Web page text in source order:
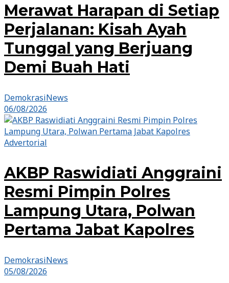
Merawat Harapan di Setiap
Perjalanan: Kisah Ayah
Tunggal yang Berjuang
Demi Buah Hati
DemokrasiNews
06/08/2026
Advertorial
AKBP Raswidiati Anggraini
Resmi Pimpin Polres
Lampung Utara, Polwan
Pertama Jabat Kapolres
DemokrasiNews
05/08/2026